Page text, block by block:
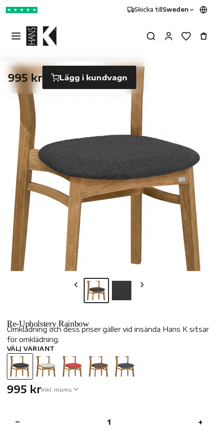
★ ★ ★ ★ ★ Skicka till Sweden
Re-Upholstery Rainbow
Omklädning och dess priser gäller vid insända Hans K sitsar
för omklädning.
VÄLJ VARIANT
995 krInkl. moms
− +
995 kr Lägg i kundvagn